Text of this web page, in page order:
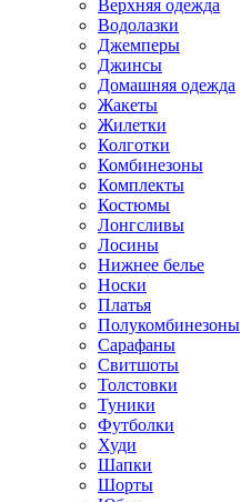
Верхняя одежда
Водолазки
Джемперы
Джинсы
Домашняя одежда
Жакеты
Жилетки
Колготки
Комбинезоны
Комплекты
Костюмы
Лонгсливы
Лосины
Нижнее белье
Носки
Платья
Полукомбинезоны
Сарафаны
Свитшоты
Толстовки
Туники
Футболки
Худи
Шапки
Шорты